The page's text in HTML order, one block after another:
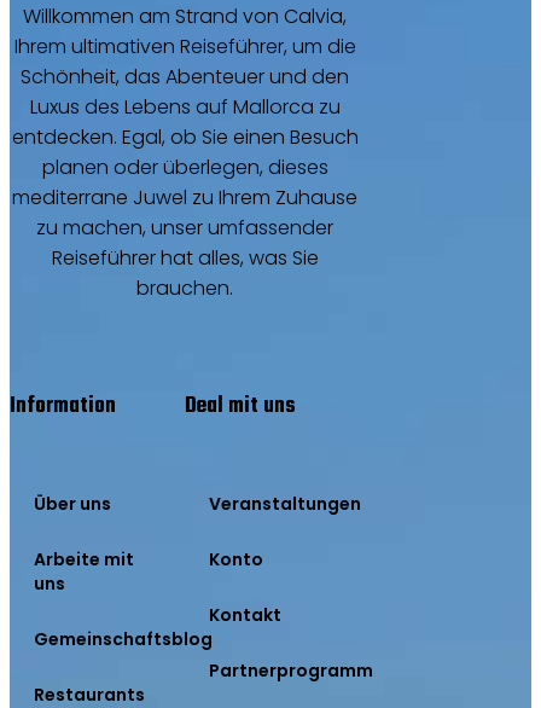
Willkommen am Strand von Calvia,
Ihrem ultimativen Reiseführer, um die
Schönheit, das Abenteuer und den
Luxus des Lebens auf Mallorca zu
entdecken. Egal, ob Sie einen Besuch
planen oder überlegen, dieses
mediterrane Juwel zu Ihrem Zuhause
zu machen, unser umfassender
Reiseführer hat alles, was Sie
brauchen.
Information
Über uns
Arbeite mit
uns
Gemeinschaftsblog
Restaurants
Deal mit uns
Veranstaltungen
Konto
Kontakt
Partnerprogramm